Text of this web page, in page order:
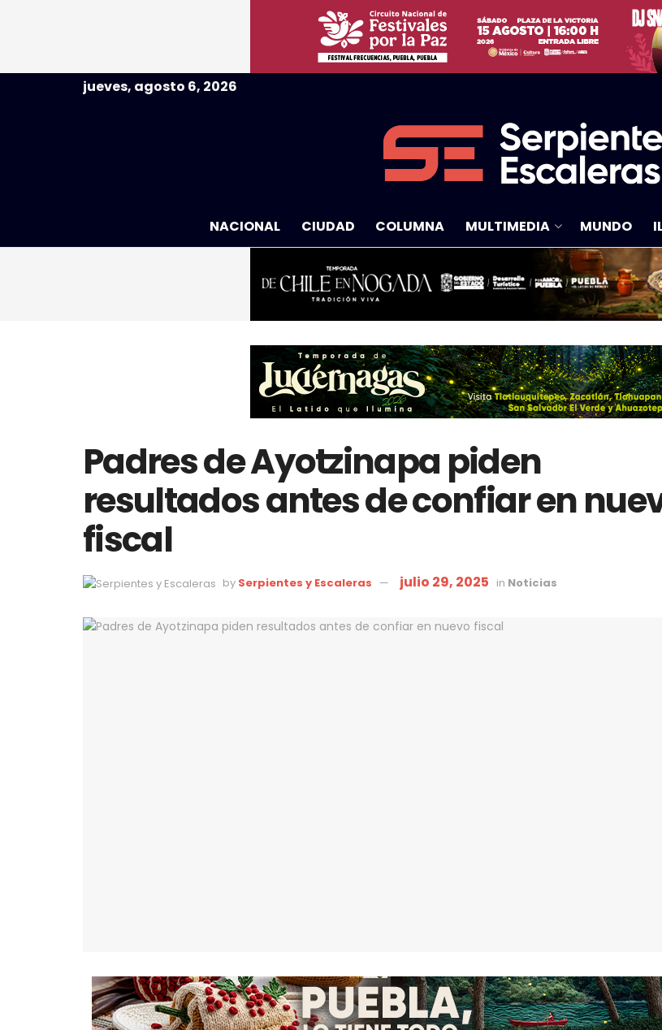
jueves, agosto 6, 2026
NACIONAL CIUDAD COLUMNA MULTIMEDIA MUNDO
Padres de Ayotzinapa piden
resultados antes de confiar en
fiscal
by Serpientes y Escaleras julio 29, 2025 in Noticias